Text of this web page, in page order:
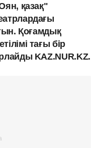
қазақ"
Қоғамдық
тағы бір
KAZ.NUR.KZ.